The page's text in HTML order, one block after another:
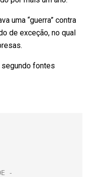
uma “guerra” contra
de exceção, no qual
fontes